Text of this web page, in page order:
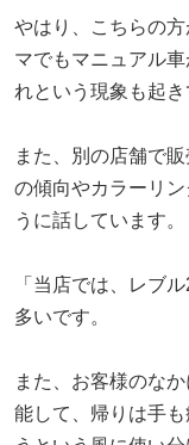
やはり、こちらの
マでもマニュアル
れという現象も起き
また、別の店舗で
の傾向やカラーリ
うに話しています。
「当店では、レブ
多いです。
また、お客様のな
能して、帰りは手